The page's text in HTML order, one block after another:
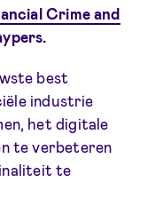
Crime and
best
industrie
het digitale
te verbeteren
te